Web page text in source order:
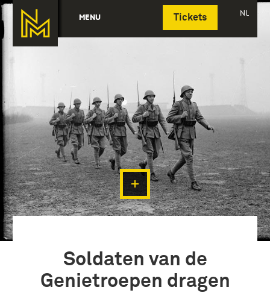
MENU Tickets NL
Deutsch
Soldaten van de
Genietroepen dragen